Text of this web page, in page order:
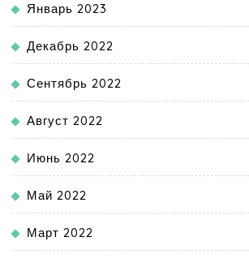
Январь 2023
Декабрь 2022
Сентябрь 2022
Август 2022
Июнь 2022
Май 2022
Март 2022